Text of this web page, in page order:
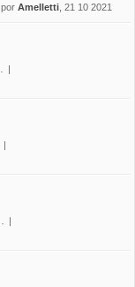
por Amelletti , 21 10 2021